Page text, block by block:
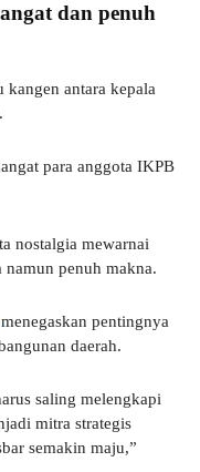
dan penuh
kangen antara kepala
para anggota IKPB
nostalgia mewarnai
namun penuh makna.
menegaskan pentingnya
daerah.
saling melengkapi
mitra strategis
semakin maju,”